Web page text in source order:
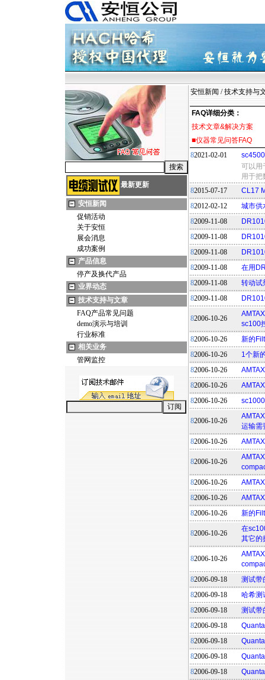
最新更新
安恒新闻
促销活动
关于安恒
展会消息
成功案例
产品信息
停产及换代产品
业界动态
技术支持与文章
FAQ产品常见问题
demo演示与培训
行业标准
相关业务
管网监控
安恒新闻 /技术支持与
FAQ详细分类：
技术文章&解决方案
■仪器常见问答FAQ
82021-02-01
可以用
用于把
82015-07-17
CL17
82012-02-12
城市供
82009-11-08
82009-11-08
82009-11-08
82009-11-08
在用
82009-11-08
转动试
82009-11-08
82006-10-26
sc100
82006-10-26
新的
82006-10-26
1个新
82006-10-26
82006-10-26
82006-10-26
82006-10-26
运输需
82006-10-26
82006-10-26
82006-10-26
82006-10-26
82006-10-26 新的
82006-10-26
在
其它的
82006-10-26
82006-09-18
测试带
82006-09-18
哈希测
82006-09-18
测试带
82006-09-18
82006-09-18
82006-09-18
82006-09-18